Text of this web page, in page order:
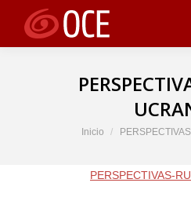
Estás aquí:
Inicio
PERSPECTIVAS-